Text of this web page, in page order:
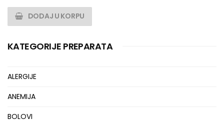
DODAJ U KORPU
KATEGORIJE PREPARATA
ALERGIJE
ANEMIJA
BOLOVI